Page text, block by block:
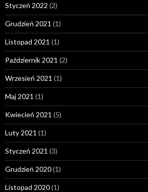
Styczeń 2022 (2)
Grudzień 2021 (1)
Listopad 2021 (1)
Październik 2021 (2)
Wrzesień 2021 (1)
Maj 2021 (1)
Kwiecień 2021 (5)
Luty 2021 (1)
Styczeń 2021 (3)
Grudzień 2020(1)
Listopad 2020(1)